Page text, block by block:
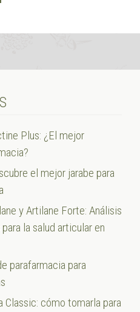
Plus: ¿El mejor
el mejor jarabe para
y Artilane Forte: Análisis
la salud articular en
parafarmacia para
Classic: cómo tomarla para